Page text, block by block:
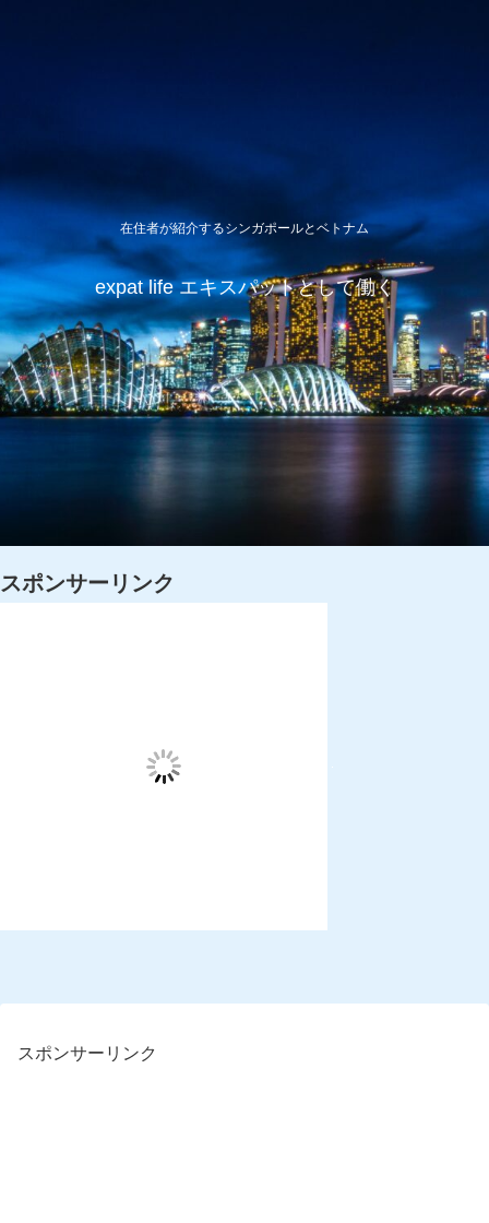
在住者が紹介するシンガポールとベトナム
expat life エキスパットとして働く
スポンサーリンク
スポンサーリンク